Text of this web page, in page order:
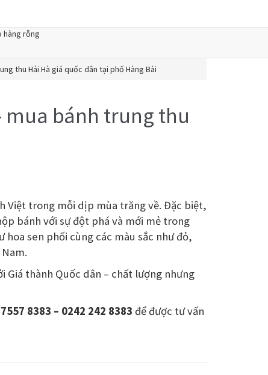
hàng rỗng
thu Hải Hà giá quốc dân tại phố Hàng Bài
mua bánh trung thu
Việt trong mỗi dịp mùa trăng về. Đặc biệt,
bánh với sự đột phá và mới mẻ trong
sen phối cùng các màu sắc như đỏ,
thành Quốc dân – chất lượng nhưng
8383 – 0242 242 8383 để được tư vấn